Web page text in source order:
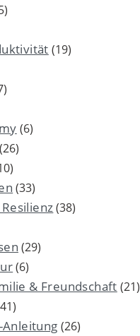
(19)
(6)
(26)
(33)
(38)
(29)
(6)
& Freundschaft (21)
(26)